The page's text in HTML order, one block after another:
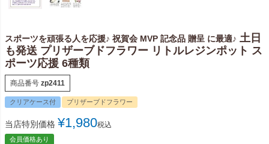
スポーツを頑張る人を応援♪ 祝賀会 MVP 記念品 贈呈 に最適♪ 土日
も発送 プリザーブドフラワー リトルレジンポット ス
ポーツ応援 6種類
商品番号 zp2411
クリアケース付 プリザーブドフラワー
当店特別価格 ¥1,980税込
会員価格あり